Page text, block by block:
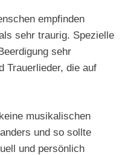
empfinden
sehr traurig. Spezielle
sehr
Trauerlieder, die auf
musikalischen
und so sollte
und persönlich